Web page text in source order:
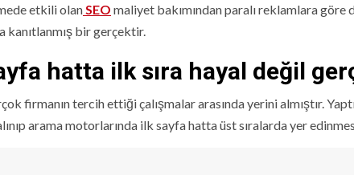
etkili olan SEO maliyet bakımından paralı reklamlara göre
kanıtlanmış bir gerçektir.
hatta ilk sıra hayal değil
firmanın tercih ettiği çalışmalar arasında yerini almıştır.
arama motorlarında ilk sayfa hatta üst sıralarda yer